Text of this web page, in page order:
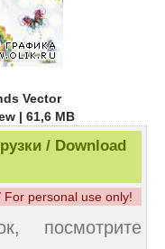
Vector
| 61,6 MB
/ Download
For personal use only!
посмотрите